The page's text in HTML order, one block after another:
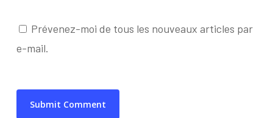
Prévenez-moi de tous les nouveaux articles par
e-mail.